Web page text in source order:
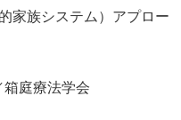
家族システム）アプロー
庭療法学会